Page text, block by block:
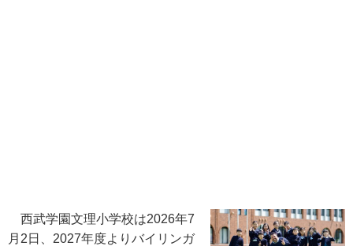
西武学園文理小学校は2026年7
月2日、2027年度よりバイリンガ